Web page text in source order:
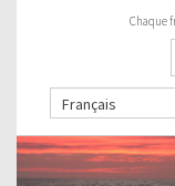
Chaque
Français